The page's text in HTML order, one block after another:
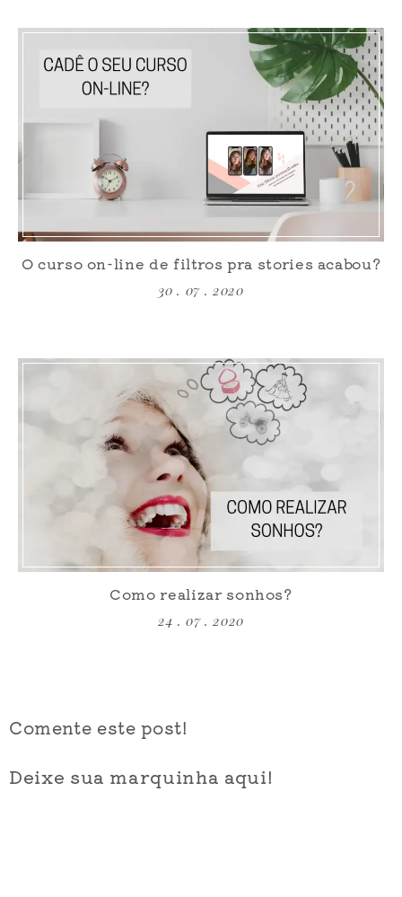
O curso on-line de filtros pra stories acabou?
30 . 07 . 2020
Como realizar sonhos?
24 . 07 . 2020
Comente este post!
Deixe sua marquinha aqui!